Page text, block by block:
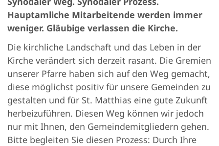
Hauptamliche Mitarbeitende werden immer
weniger. Gläubige verlassen die Kirche.
Die kirchliche Landschaft und das Leben in der
Kirche verändert sich derzeit rasant. Die Gremien
unserer Pfarre haben sich auf den Weg gemacht,
diese möglichst positiv für unsere Gemeinden zu
gestalten und für St. Matthias eine gute Zukunft
herbeizuführen. Diesen Weg können wir jedoch
nur mit Ihnen, den Gemeindemitgliedern gehen.
Bitte begleiten Sie diesen Prozess: Durch Ihre